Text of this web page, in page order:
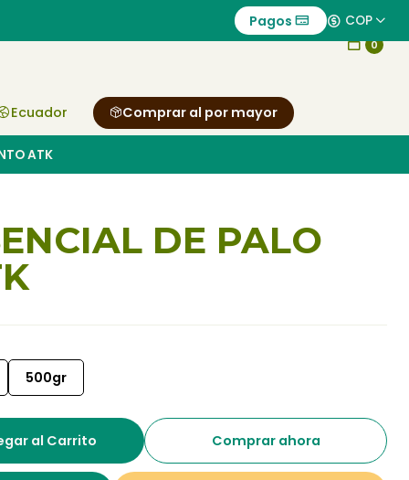
0
Ecuador Comprar al por mayor
Pagos COP
ATK
DE PALO
500gr
al Carrito Comprar ahora